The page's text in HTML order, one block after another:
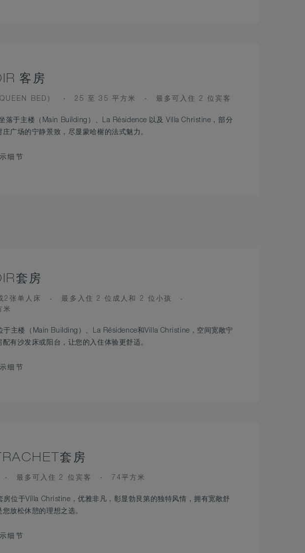
客房
BED）
ROOM
25 至 35 平方米 OCCUPANCY
最多可入住 2 位宾客
落于主楼（Main Building）、La Résidence 以及 Villa Christine，部分
庄广场的宁静景致，尽显蒙哈榭的法式魅力。
细节
套房
2张单人床 OCCUPANCY
最多入住 2 位成人和 2 位小孩
米
于主楼（Main Building）、La Résidence和Villa Christine，空间宽敞宁
配有沙发床或阳台，让您的入住体验更舒适。
细节
套房
OCCUPANCY
最多可入住 2 位宾客
ROOM
74平方米
房位于Villa Christine，优雅非凡，彰显勃艮第的独特风情，拥有宽敞舒
放松休憩的理想之选。
细节